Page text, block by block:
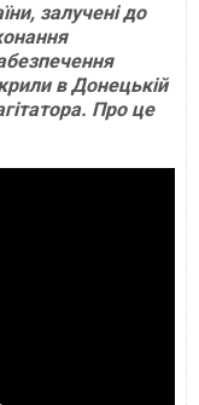
залучені до
в Донецькій
Про це